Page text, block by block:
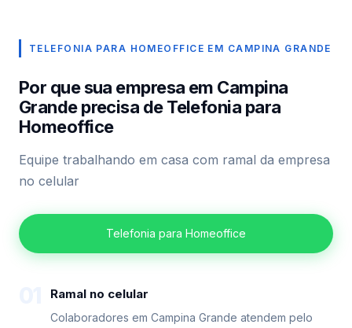
TELEFONIA PARA HOMEOFFICE EM CAMPINA GRANDE
Por que sua empresa em Campina
Grande precisa de Telefonia para
Homeoffice
Equipe trabalhando em casa com ramal da empresa
no celular
Telefonia para Homeoffice
Ramal no celular
Colaboradores em Campina Grande atendem pelo